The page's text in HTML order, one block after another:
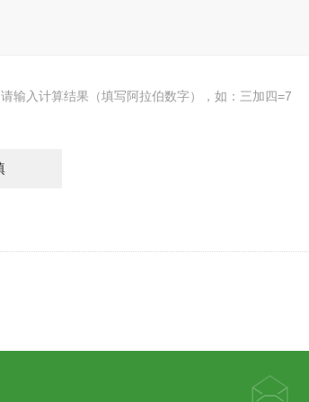
请输入计算结果（填写阿拉伯数字），如：三加四=7